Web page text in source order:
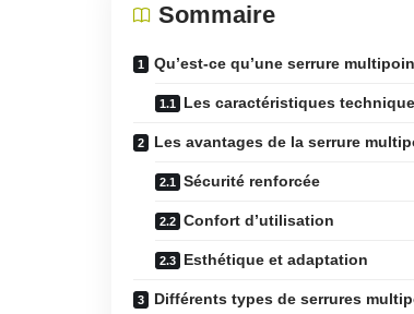
Sommaire
Qu’est-ce qu’une serrure
Les caractéristiques
Les avantages de la serrure
Sécurité renforcée
Confort d’utilisation
Esthétique et adaptation
Différents types de serrures